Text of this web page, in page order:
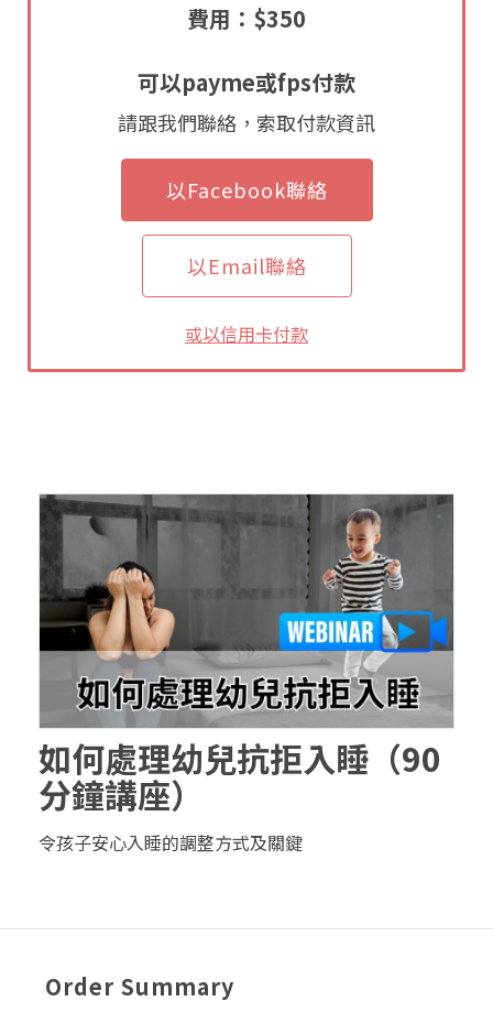
費用：$350
可以payme或fps付款
請跟我們聯絡，索取付款資訊
以Facebook聯絡
以Email聯絡
或以信用卡付款
如何處理幼兒抗拒入睡（90
分鐘講座）
令孩子安心入睡的調整方式及關鍵
Order Summary